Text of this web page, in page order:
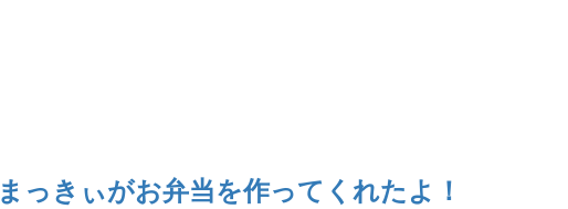
まっきぃがお弁当を作ってくれたよ！